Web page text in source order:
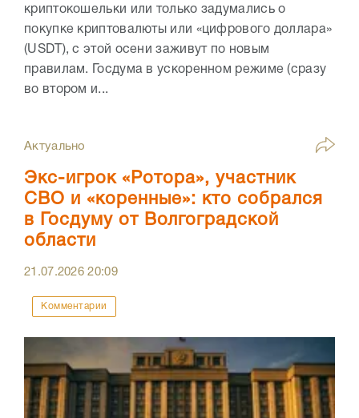
криптокошельки или только задумались о
покупке криптовалюты или «цифрового доллара»
(USDT), с этой осени заживут по новым
правилам. Госдума в ускоренном режиме (сразу
во втором и...
Актуально
Экс-игрок «Ротора», участник
СВО и «коренные»: кто собрался
в Госдуму от Волгоградской
области
21.07.202620:09
Комментарии